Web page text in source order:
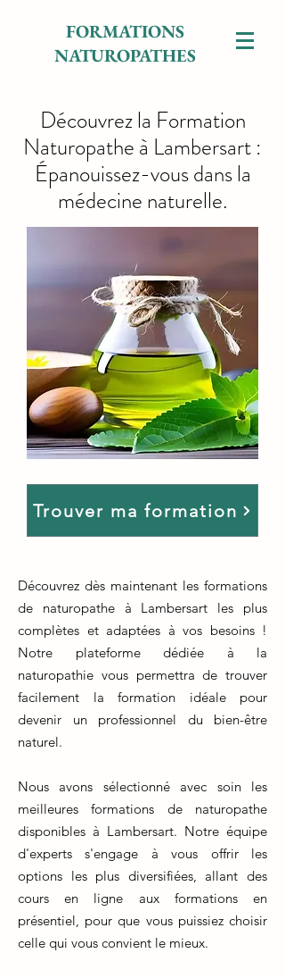
FORMATIONS
NATUROPATHES
Découvrez la Formation
Naturopathe à Lambersart :
Épanouissez-vous dans la
médecine naturelle.
Trouver ma formation
Découvrez dès maintenant les formations
de naturopathe à Lambersart les plus
complètes et adaptées à vos besoins !
Notre plateforme dédiée à la
naturopathie vous permettra de trouver
facilement la formation idéale pour
devenir un professionnel du bien-être
naturel.
Nous avons sélectionné avec soin les
meilleures formations de naturopathe
disponibles à Lambersart. Notre équipe
d'experts s'engage à vous offrir les
options les plus diversifiées, allant des
cours en ligne aux formations en
présentiel, pour que vous puissiez choisir
celle qui vous convient le mieux.